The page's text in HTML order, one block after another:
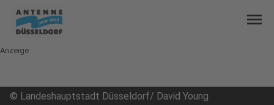
menu
Anzeige
© Landeshauptstadt Düsseldorf/ David Young